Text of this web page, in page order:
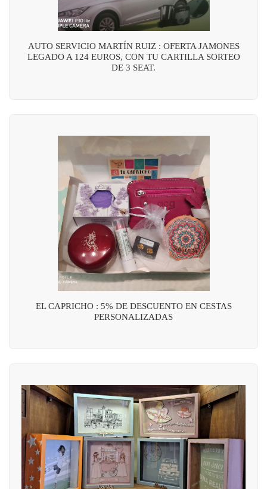
AUTO SERVICIO MARTÍN RUIZ : OFERTA JAMONES
LEGADO A 124 EUROS, CON TU CARTILLA SORTEO
DE 3 SEAT.
EL CAPRICHO : 5% DE DESCUENTO EN CESTAS
PERSONALIZADAS